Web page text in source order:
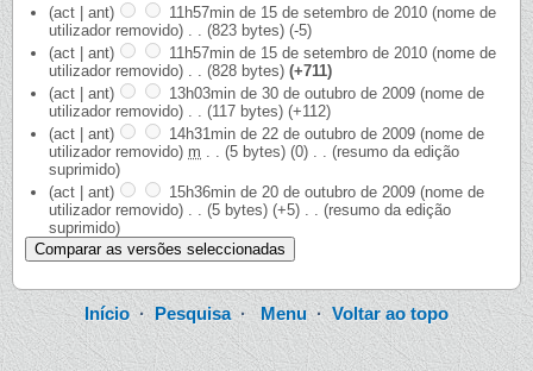
(act | ant)
11h57min de 15 de setembro de 2010 (nome de
utilizador removido)
(823 bytes) (-5)
(act | ant)
11h57min de 15 de setembro de 2010 (nome de
utilizador removido)
(828 bytes) (+711)
(act | ant)
13h03min de 30 de outubro de 2009 (nome de
utilizador removido)
(117 bytes) (+112)
(act | ant)
14h31min de 22 de outubro de 2009 (nome de
utilizador removido) m (5 bytes) (0)
(resumo da edição
suprimido)
(act | ant)
15h36min de 20 de outubro de 2009 (nome de
utilizador removido)
(5 bytes) (+5)
(resumo da edição
suprimido)
Início·Pesquisa·Menu· Voltar ao topo